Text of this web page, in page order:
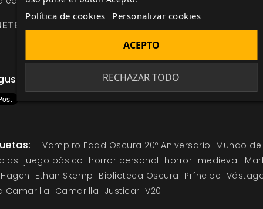
AL MECENAZGO DE WRAITH: EL OLVIDO 20º
esto
Vampiro Edad Oscura 20º Aniversario Mundo de
juego básico horror personal horror medieval
Ethan Skemp Biblioteca Oscura Príncipe
Camarilla Camarilla Justicar V20
Política de cookies Personalizar cookies
RECHAZAR TODO
ACEPTO